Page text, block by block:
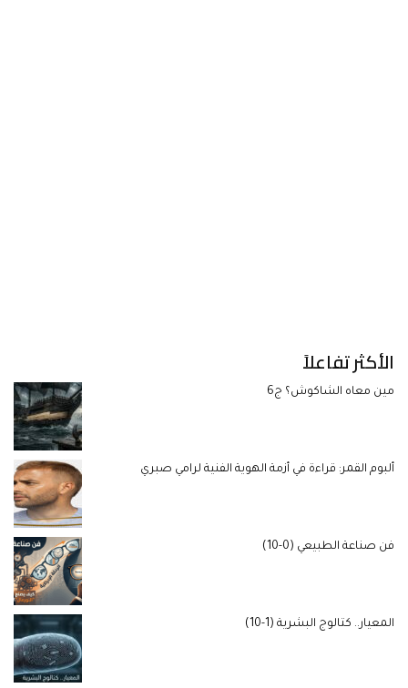
الأكثر تفاعلاً
مين معاه الشاكوش؟ ج6
ألبوم القمر: قراءة في أزمة الهوية الفنية لرامي صبري
فن صناعة الطبيعي (0-10)
المعيار.. كتالوج البشرية (1-10)